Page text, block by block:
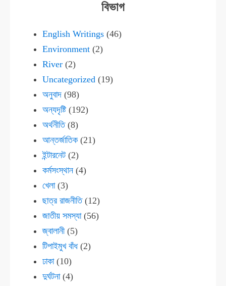
বিভাগ
English Writings (46)
Environment (2)
River (2)
Uncategorized (19)
অনুবাদ (98)
অন্যদৃষ্টি(192)
অর্থনীতি(8)
আন্তর্জাতিক(21)
ইন্টারনেট(2)
কর্মসংস্থান (4)
খেলা(3)
ছাত্র রাজনীতি(12)
জাতীয় সমস্যা(56)
জ্বালানী(5)
টিপাইমুখ বাঁধ(2)
ঢাকা(10)
দুর্ঘটনা(4)